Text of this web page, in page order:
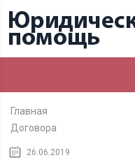
Главная
Договора
26.06.2019